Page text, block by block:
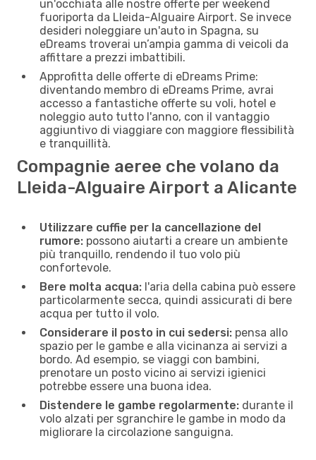
un'occhiata alle nostre offerte per weekend
fuoriporta da Lleida-Alguaire Airport. Se invece
desideri noleggiare un'auto in Spagna, su
eDreams troverai un’ampia gamma di veicoli da
affittare a prezzi imbattibili.
Approfitta delle offerte di eDreams Prime:
diventando membro di eDreams Prime, avrai
accesso a fantastiche offerte su voli, hotel e
noleggio auto tutto l'anno, con il vantaggio
aggiuntivo di viaggiare con maggiore flessibilità
e tranquillità.
Compagnie aeree che volano da
Lleida-Alguaire Airport a Alicante
Utilizzare cuffie per la cancellazione del
rumore: possono aiutarti a creare un ambiente
più tranquillo, rendendo il tuo volo più
confortevole.
Bere molta acqua: l'aria della cabina può essere
particolarmente secca, quindi assicurati di bere
acqua per tutto il volo.
Considerare il posto in cui sedersi: pensa allo
spazio per le gambe e alla vicinanza ai servizi a
bordo. Ad esempio, se viaggi con bambini,
prenotare un posto vicino ai servizi igienici
potrebbe essere una buona idea.
Distendere le gambe regolarmente: durante il
volo alzati per sgranchire le gambe in modo da
migliorare la circolazione sanguigna.